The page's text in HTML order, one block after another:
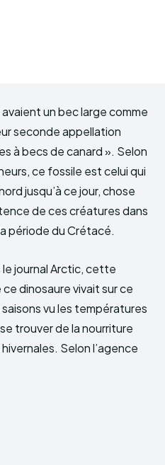
un bec large comme
seconde appellation
à becs de canard ». Selon
ce fossile est celui qui
jusqu’à ce jour, chose
de ces créatures dans
période du Crétacé.
le journal Arctic, cette
dinosaure vivait sur ce
vu les températures
trouver de la nourriture
Selon l’agence